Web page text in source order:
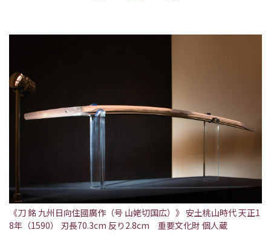
《刀 銘 九州日向住國廣作（号 山姥切国広）》 安土桃山時代 天正1
8年（1590） 刃長70.3cm 反り2.8cm 重要文化財 個人蔵